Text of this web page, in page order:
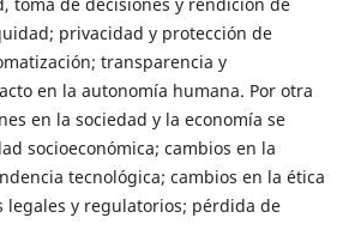
toma de decisiones y rendición de
privacidad y protección de
transparencia y
en la autonomía humana. Por otra
en la sociedad y la economía se
socioeconómica; cambios en la
tecnológica; cambios en la ética
legales y regulatorios; pérdida de